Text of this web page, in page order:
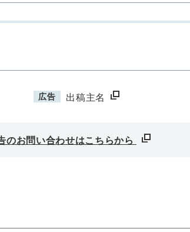
広告 出稿主名
のお問い合わせはこちらから